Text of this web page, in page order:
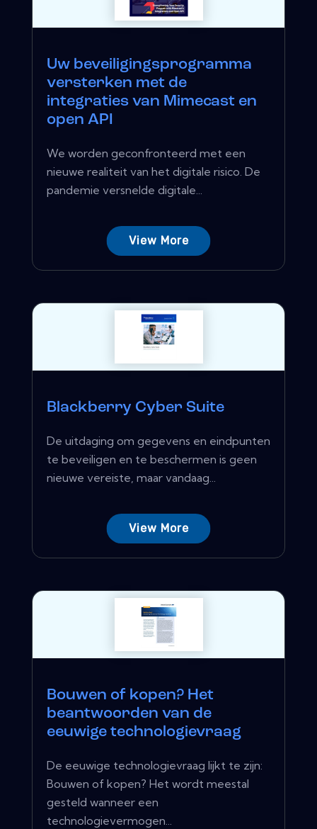
Uw beveiligingsprogramma
versterken met de
integraties van Mimecast en
open API
We worden geconfronteerd met een
nieuwe realiteit van het digitale risico. De
pandemie versnelde digitale...
View More
Blackberry Cyber ​​Suite
De uitdaging om gegevens en eindpunten
te beveiligen en te beschermen is geen
nieuwe vereiste, maar vandaag...
View More
Bouwen of kopen? Het
beantwoorden van de
eeuwige technologievraag
De eeuwige technologievraag lijkt te zijn:
Bouwen of kopen? Het wordt meestal
gesteld wanneer een
technologievermogen...